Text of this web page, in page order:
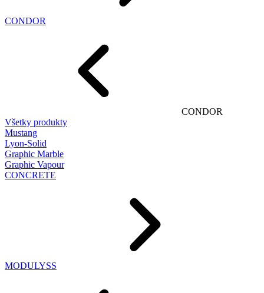
CONDOR
CONDOR
Všetky produkty
Mustang
Lyon-Solid
Graphic Marble
Graphic Vapour
CONCRETE
MODULYSS